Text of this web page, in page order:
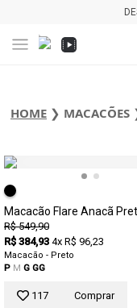
HOME ❯ MACACÕES
Macacão Flare Anacã
R$ 549,90
R$ 384,93 4x R$ 96,23
Macacão - Preto
P M G GG
117 Comprar